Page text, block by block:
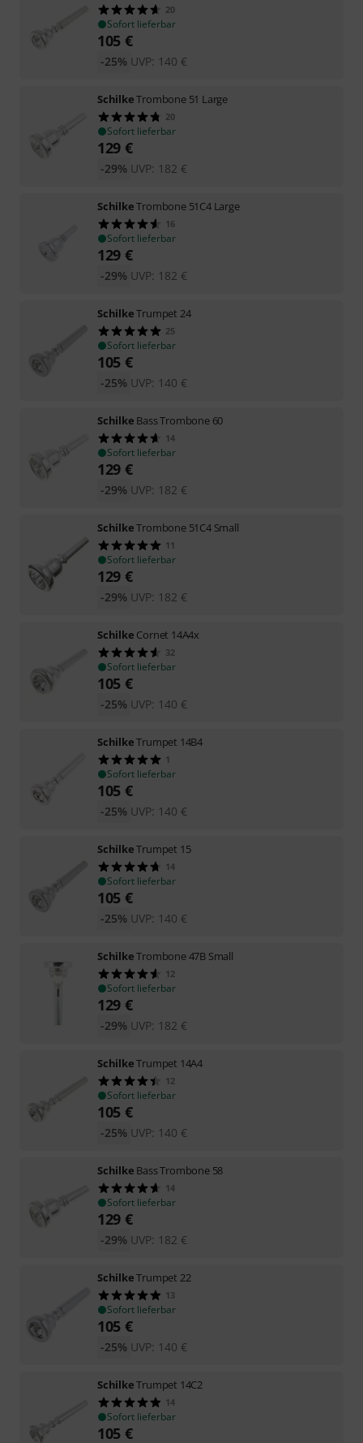
20
Sofort lieferbar
105 €
UVP: 140 €
-25%
SchilkeTrombone 51 Large
20
Sofort lieferbar
129 €
UVP: 182 €
-29%
SchilkeTrombone 51C4 Large
16
Sofort lieferbar
129 €
UVP: 182 €
-29%
SchilkeTrumpet 24
25
Sofort lieferbar
105 €
UVP: 140 €
-25%
Schilke Bass Trombone 60
14
Sofort lieferbar
129 €
UVP: 182 €
-29%
SchilkeTrombone 51C4 Small
11
Sofort lieferbar
129 €
UVP: 182 €
-29%
Schilke Cornet 14A4x
32
Sofort lieferbar
105 €
UVP: 140 €
-25%
SchilkeTrumpet 14B4
1
Sofort lieferbar
105 €
UVP: 140 €
-25%
SchilkeTrumpet 15
14
Sofort lieferbar
105 €
UVP: 140 €
-25%
SchilkeTrombone 47B Small
12
Sofort lieferbar
129 €
UVP: 182 €
-29%
SchilkeTrumpet 14A4
12
Sofort lieferbar
105 €
UVP: 140 €
-25%
Schilke Bass Trombone 58
14
Sofort lieferbar
129 €
UVP: 182 €
-29%
SchilkeTrumpet 22
13
Sofort lieferbar
105 €
UVP: 140 €
-25%
SchilkeTrumpet 14C2
14
Sofort lieferbar
105 €